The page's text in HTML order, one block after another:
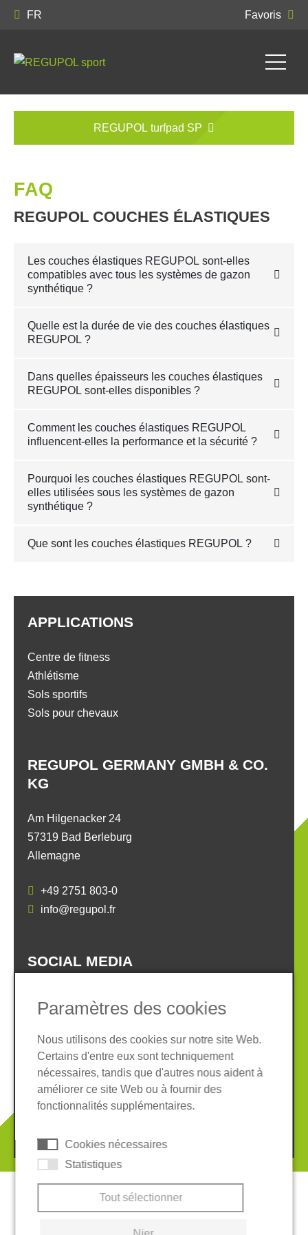
FR Favoris
REGUPOL turfpad SP
FAQ
REGUPOL COUCHES ÉLASTIQUES
Les couches élastiques REGUPOL sont-elles
compatibles avec tous les systèmes de gazon
synthétique ?
Quelle est la durée de vie des couches élastiques
REGUPOL ?
Dans quelles épaisseurs les couches élastiques
REGUPOL sont-elles disponibles ?
Comment les couches élastiques REGUPOL
influencent-elles la performance et la sécurité ?
Pourquoi les couches élastiques REGUPOL sont-
elles utilisées sous les systèmes de gazon
synthétique ?
Que sont les couches élastiques REGUPOL ?
REGUPOL GERMANY GMBH & CO.
KG
Am Hilgenacker 24
57319 Bad Berleburg
Allemagne
+49 2751 803-0
info@regupol.fr
APPLICATIONS
Centre de fitness
Athlétisme
Sols sportifs
Sols pour chevaux
SOCIAL MEDIA
Informations légales
Protection des données
Conditions Générales
Système de whistleblowing
Cookies
Paramètres des cookies
Nous utilisons des cookies sur notre site Web.
Certains d'entre eux sont techniquement
nécessaires, tandis que d'autres nous aident à
améliorer ce site Web ou à fournir des
fonctionnalités supplémentaires.
Cookies nécessaires
Statistiques
Tout sélectionner